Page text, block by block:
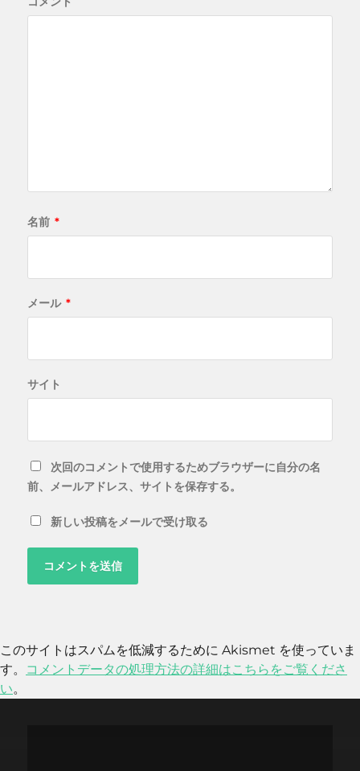
名前 *
メール *
サイト
次回のコメントで使用するためブラウザーに自分の名
前、メールアドレス、サイトを保存する。
新しい投稿をメールで受け取る
このサイトはスパムを低減するために Akismet を使っていま
す。
コメントデータの処理方法の詳細はこちらをご覧くださ
い。